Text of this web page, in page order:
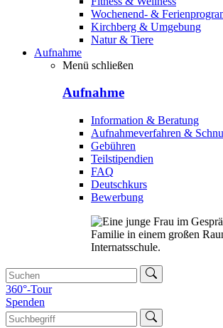
Wochenend- &
Kirchberg & Umgebung
Natur & Tiere
Aufnahme
Menü schließen
Aufnahme
Information & Beratung
Aufnahmeverfahren &
Gebühren
Teilstipendien
FAQ
Deutschkurs
Bewerbung
360°-Tour
Spenden